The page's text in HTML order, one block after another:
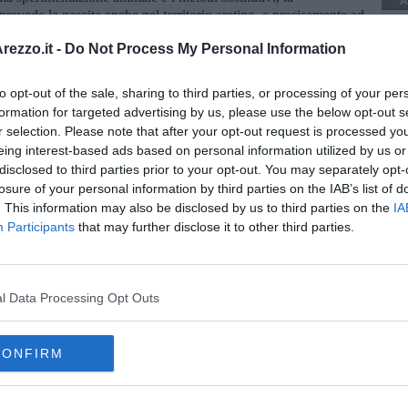
- Do Not Process My Personal Information
opt-out of the sale, sharing to third parties, or processing of your
for targeted advertising by us, please use the below opt-out
selection. Please note that after your opt-out request is processed
interest-based ads based on personal information utilized by us
to third parties prior to your opt-out. You may separately
of your personal information by third parties on the IAB’s list of
This information may also be disclosed by us to third parties on the
Participants that may further disclose it to other third parties.
Data Processing Opt Outs
la nascita anche nel territorio aretino, e precisamente ad
la presentazione del libro
di cani beagle per la vivisezione chiuso definitivamente tre anni
Sea Shepherd per la difesa degli oceani.
dei vincitori delCruelty freeart contest, promosso
al rispetto di ogni forma di vita. Tema di questa prima
tutto il movimento per la liberazione degli esseri umani e
iscriviti alla
nella tua casella di posta.